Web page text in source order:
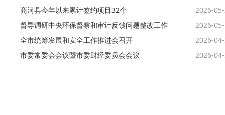
商河县今年以来累计签约项目32个
2026-
督导调研中央环保督察和审计反馈问题整改工作
2026-
全市统筹发展和安全工作推进会召开
2026-
市委常委会会议暨市委财经委员会会议
2026-